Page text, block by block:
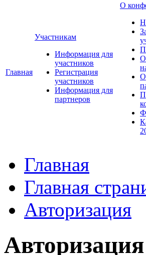
Главная
Участникам
Информация для
участников
Регистрация
участников
Информация для
партнеров
О
Главная
Главная
Авторизация
Авторизация